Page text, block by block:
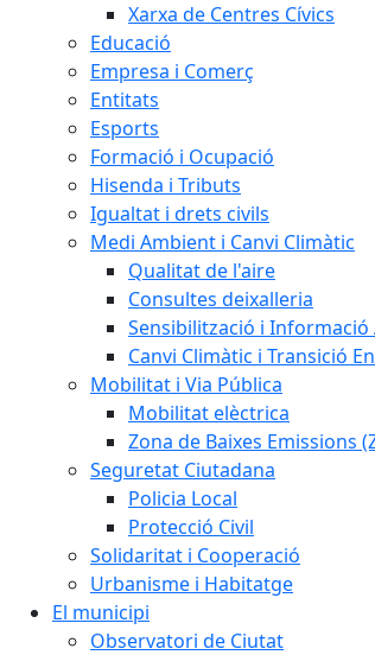
Xarxa de Centres Cívics
Educació
Empresa i Comerç
Entitats
Esports
Formació i Ocupació
Hisenda i Tributs
Igualtat i drets civils
Medi Ambient i Canvi Climàtic
Qualitat de l'aire
Consultes deixalleria
Sensibilització i Informació
Canvi Climàtic i Transició
Mobilitat i Via Pública
Mobilitat elèctrica
Zona de Baixes Emissions
Seguretat Ciutadana
Policia Local
Protecció Civil
Solidaritat i Cooperació
Urbanisme i Habitatge
El municipi
Observatori de Ciutat